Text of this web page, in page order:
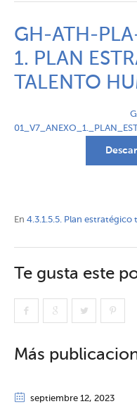
GH-ATH-
1. PLAN
TALENTO
En 4.3.1.5.5. Plan
Te gusta este
Más
septiembre 12, 2023